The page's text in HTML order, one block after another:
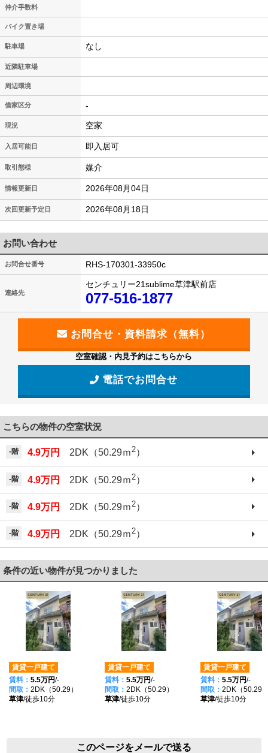
仲介手数料
バイク置き場
駐車場 なし
近隣駐車場
周辺環境
借家区分 -
現況 空家
入居可能日 即入居可
取引態様 媒介
情報更新日 2026年08月04日
次回更新予定日 2026年08月18日
お問い合わせ
お問合せ番号 RHS-170301-33950c
連絡先
センチュリー21sublime草津駅前店
077-516-1877
空室確認・内見予約はこちらから
電話でお問合せ
こちらの物件の空室状況
-階 4.9万円 2DK（50.29ｍ2）
-階 4.9万円 2DK（50.29ｍ 2）
-階 4.9万円 2DK（50.29ｍ 2）
-階 4.9万円 2DK（50.29ｍ2）
条件の近い物件が見つかりました
賃貸一戸建て
賃料： 5.5万円/-
間取： 2DK（50.29）
草津/徒歩10分
賃貸一戸建て
賃料： 5.5万円/-
間取： 2DK（50.29）
草津/徒歩10分
賃貸一戸建て
賃料： 5.5万円/-
間取： 2DK（50.29
草津/徒歩10分
このページをメールで送る